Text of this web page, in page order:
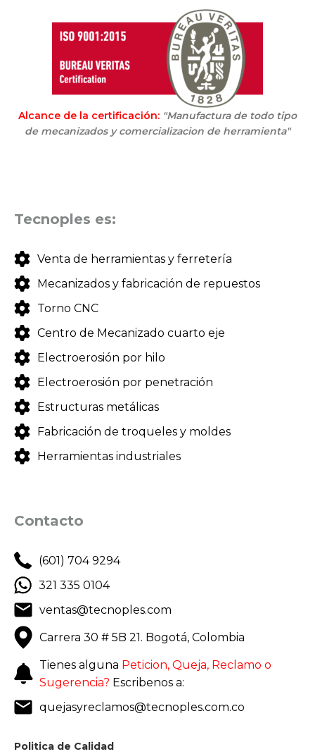
Alcance de la certificación: "Manufactura de todo tipo
de mecanizados y comercializacion de herramienta"
Tecnoples es:
Venta de herramientas y ferretería
Mecanizados y fabricación de repuestos
Torno CNC
Centro de Mecanizado cuarto eje
Electroerosión por hilo
Electroerosión por penetración
Estructuras metálicas
Fabricación de troqueles y moldes
Herramientas industriales
Contacto
(601) 704 9294
321 335 0104
ventas@tecnoples.com
Carrera 30 # 5B 21. Bogotá, Colombia
Tienes alguna Peticion, Queja, Reclamo o
Sugerencia? Escribenos a:
quejasyreclamos@tecnoples.com.co
Politica de Calidad